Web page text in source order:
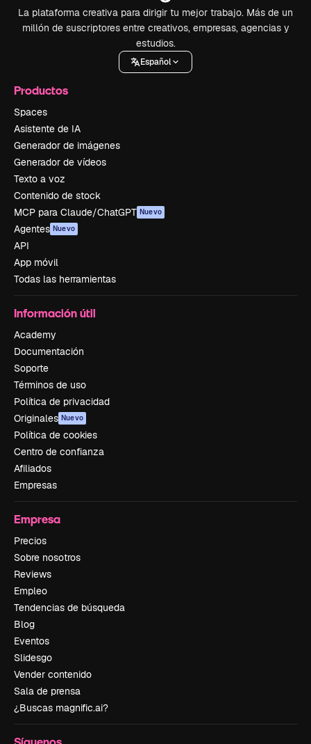
La plataforma creativa para dirigir tu mejor trabajo. Más de un
millón de suscriptores entre creativos, empresas, agencias y
estudios.
Español
Productos
Spaces
Asistente de IA
Generador de imágenes
Generador de vídeos
Texto a voz
Contenido de stock
MCP para Claude/ChatGPT Nuevo
Agentes Nuevo
API
App móvil
Todas las herramientas
Información útil
Academy
Documentación
Soporte
Términos de uso
Política de privacidad
Originales Nuevo
Política de cookies
Centro de confianza
Afiliados
Empresas
Empresa
Precios
Sobre nosotros
Reviews
Empleo
Tendencias de búsqueda
Blog
Eventos
Slidesgo
Vender contenido
Sala de prensa
¿Buscas magnific.ai?